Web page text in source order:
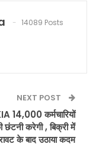
14089 Posts
NEXT POST
14,000 कर्मचारियों
छंटनी करेगी , बिक्री में
के बाद उठाया कदम